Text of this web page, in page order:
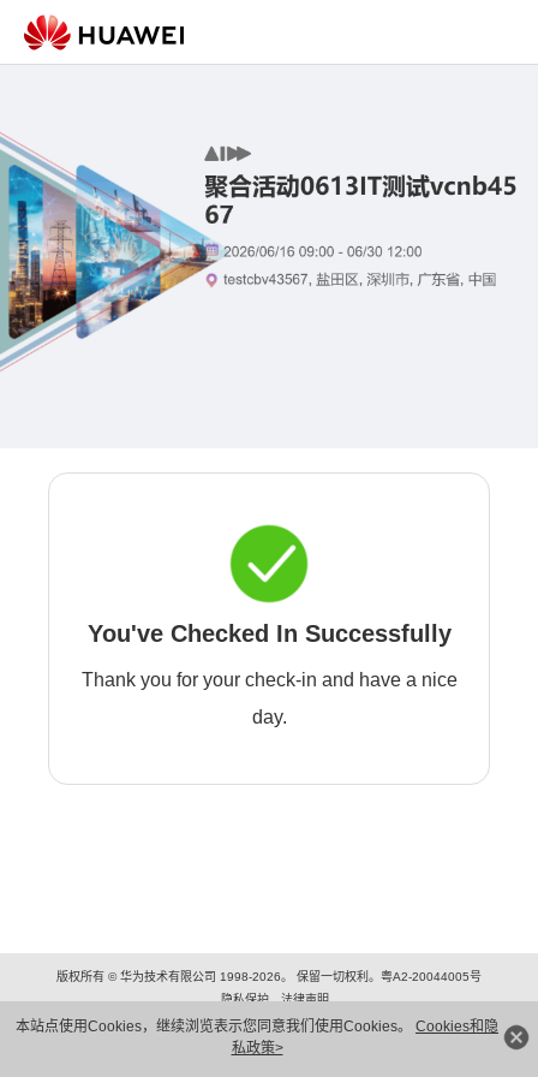
本站点使用Cookies，继续浏览表示您同意我们使用Cookies。 Cookies和隐
私政策>
You've Checked In Successfully
Thank you for your check-in and have a nice
day.
版权所有 © 华为技术有限公司 1998-2026。 保留一切权利。粤A2-20044005号
隐私保护
法律声明